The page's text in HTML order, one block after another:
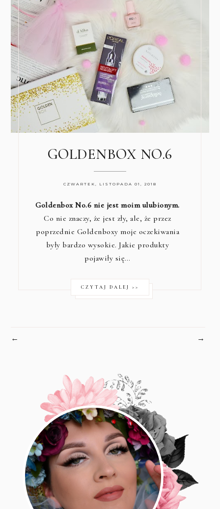
GOLDENBOX NO.6
CZWARTEK, LISTOPADA 01, 2018
Goldenbox No.6 nie jest moim ulubionym.
Co nie znaczy, że jest zły, ale, że przez
poprzednie Goldenboxy moje oczekiwania
były bardzo wysokie. Jakie produkty
pojawiły się…
CZYTAJ DALEJ >>
← →